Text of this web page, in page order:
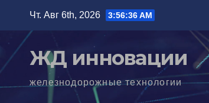
содержимому
Чт. Авг 6th, 2026 3:56:37 AM
ЖД инновации
железнодорожные технологии